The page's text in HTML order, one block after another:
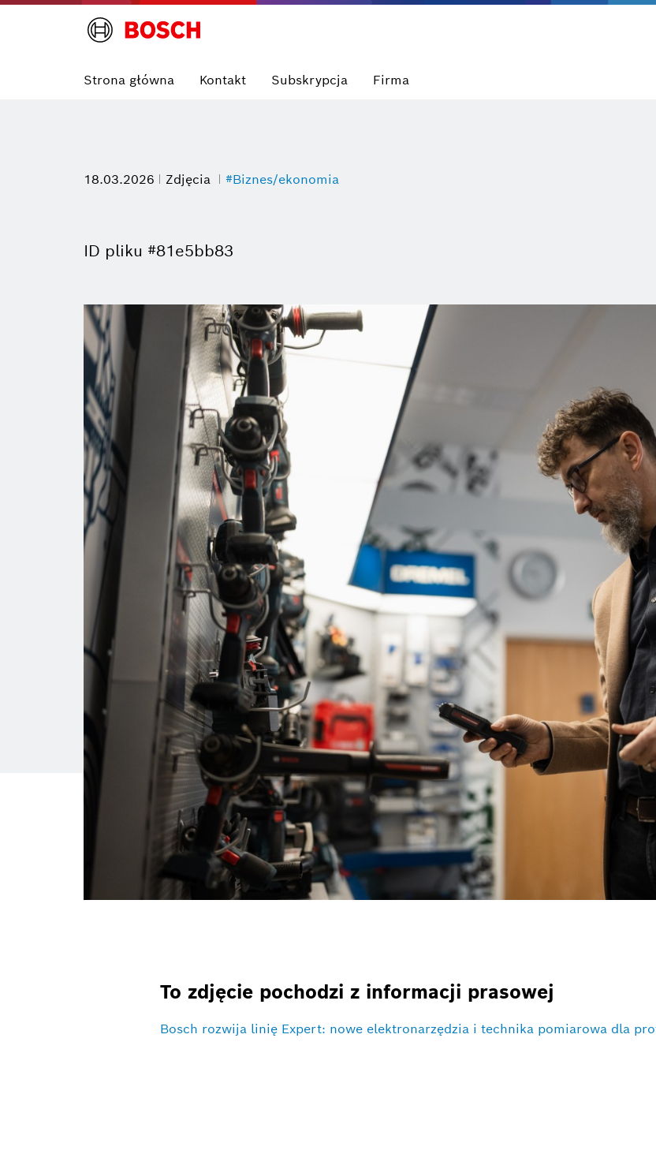
Strona główna Kontakt Subskrypcja Firma
18.03.2026 Zdjęcia #Biznes/ekonomia
ID pliku #81e5bb83
To zdjęcie pochodzi z informacji prasowej
Bosch rozwija linię Expert: nowe elektronarzędzia i technika pomiarowa dla